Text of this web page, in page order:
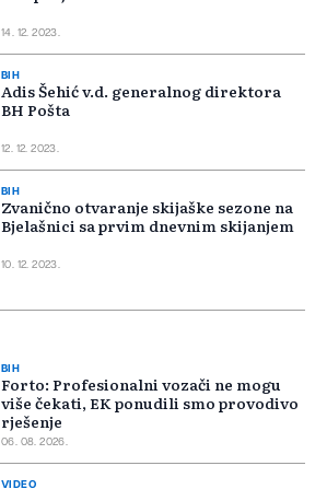
14. 12. 2023.
BIH
Adis Šehić v.d. generalnog direktora
BH Pošta
12. 12. 2023.
BIH
Zvanično otvaranje skijaške sezone na
Bjelašnici sa prvim dnevnim skijanjem
10. 12. 2023.
BIH
Forto: Profesionalni vozači ne mogu
više čekati, EK ponudili smo provodivo
rješenje
06. 08. 2026.
VIDEO